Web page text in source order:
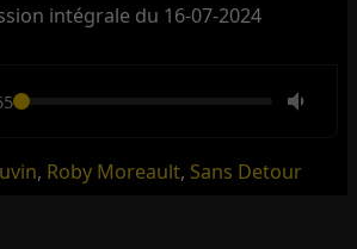
intégrale du 16-07-2024
, Roby Moreault, Sans Detour